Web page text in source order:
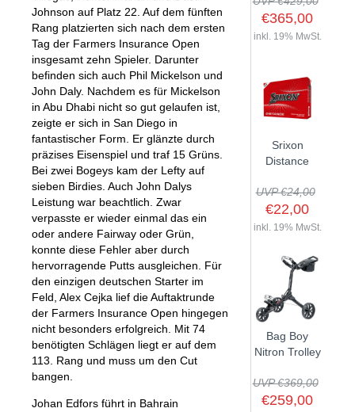
BÄLLE
SCHUHE
BEKLEIDUNG
HANDSCHUHE
ZUBEHÖR
EVENTS
ANFRAGE
GUTSCHEINE
Johnson auf Platz 22. Auf dem fünften
Rang platzierten sich nach dem ersten
Tag der Farmers Insurance Open
insgesamt zehn Spieler. Darunter
befinden sich auch Phil Mickelson und
John Daly. Nachdem es für Mickelson
in Abu Dhabi nicht so gut gelaufen ist,
zeigte er sich in San Diego in
fantastischer Form. Er glänzte durch
präzises Eisenspiel und traf 15 Grüns.
Bei zwei Bogeys kam der Lefty auf
sieben Birdies. Auch John Dalys
Leistung war beachtlich. Zwar
verpasste er wieder einmal das ein
oder andere Fairway oder Grün,
konnte diese Fehler aber durch
hervorragende Putts ausgleichen. Für
den einzigen deutschen Starter im
Feld, Alex Cejka lief die Auftaktrunde
der Farmers Insurance Open hingegen
nicht besonders erfolgreich. Mit 74
benötigten Schlägen liegt er auf dem
113. Rang und muss um den Cut
bangen.
Johan Edfors führt in Bahrain
€365,00
inkl. 19% MwSt.
Srixon
Distance
UVP €24,00
€22,00
inkl. 19% MwSt.
Bag Boy
Nitron Trolley
UVP €369,00
€259,00